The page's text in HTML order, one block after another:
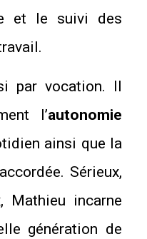
et le suivi des
par vocation. Il
l’autonomie
ainsi que la
Sérieux,
Mathieu incarne
génération de